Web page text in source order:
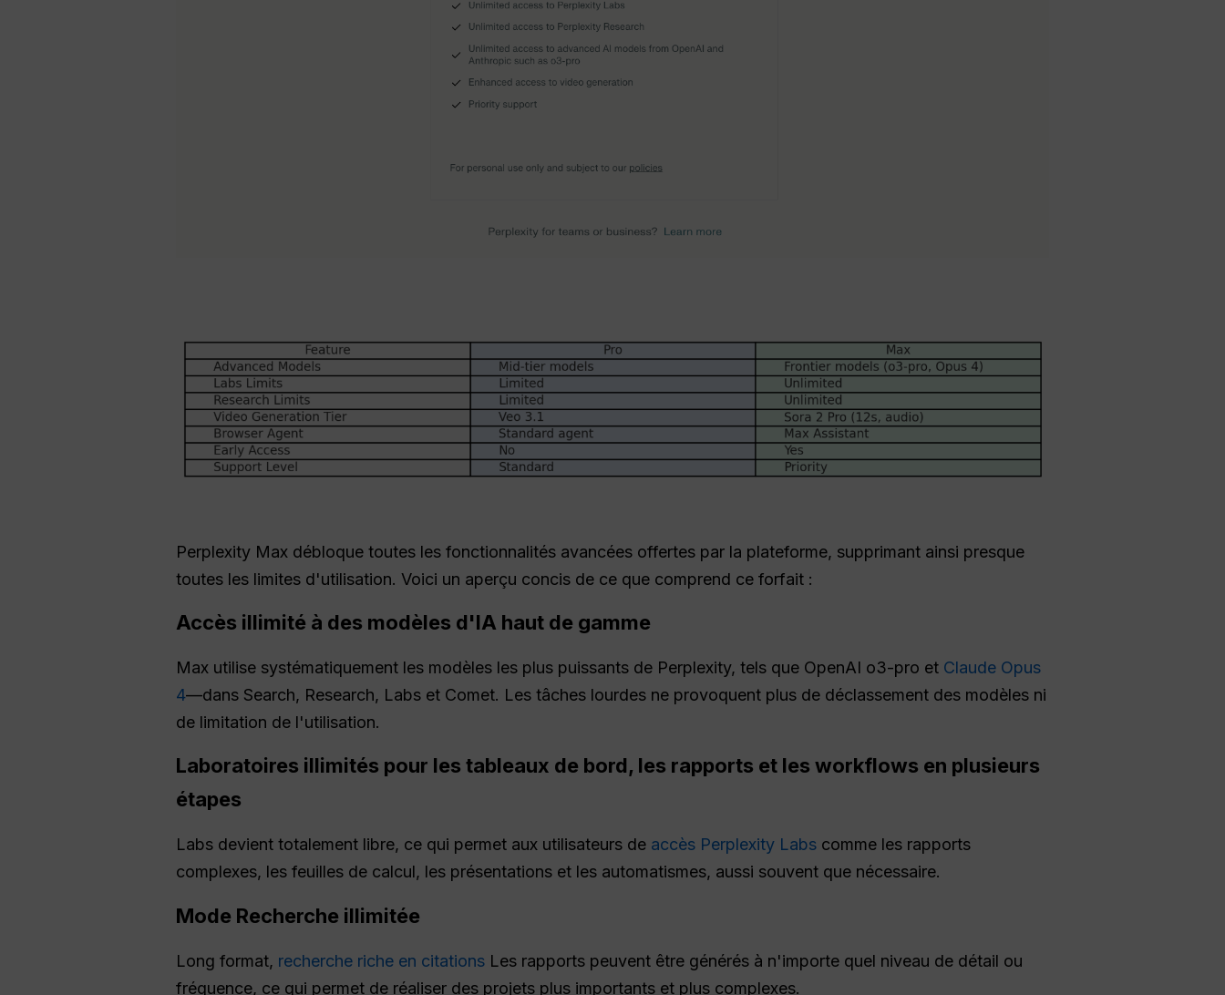
Perplexity Max débloque toutes les fonctionnalités avancées offertes par la plateforme, supprimant ainsi presque
toutes les limites d'utilisation. Voici un aperçu concis de ce que comprend ce forfait :
Accès illimité à des modèles d'IA haut de gamme
Max utilise systématiquement les modèles les plus puissants de Perplexity, tels que OpenAI o3-pro et Claude Opus
4—dans Search, Research, Labs et Comet. Les tâches lourdes ne provoquent plus de déclassement des modèles ni
de limitation de l'utilisation.
Laboratoires illimités pour les tableaux de bord, les rapports et les workflows en plusieurs
étapes
Labs devient totalement libre, ce qui permet aux utilisateurs de accès Perplexity Labs comme les rapports
complexes, les feuilles de calcul, les présentations et les automatismes, aussi souvent que nécessaire.
Mode Recherche illimitée
Long format, recherche riche en citations Les rapports peuvent être générés à n'importe quel niveau de détail ou
fréquence, ce qui permet de réaliser des projets plus importants et plus complexes.